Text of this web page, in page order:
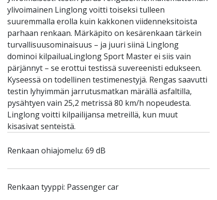
ylivoimainen Linglong voitti toiseksi tulleen
suuremmalla erolla kuin kakkonen viidenneksitoista
parhaan renkaan. Märkäpito on kesärenkaan tärkein
turvallisuusominaisuus – ja juuri siinä Linglong
dominoi kilpailuaLinglong Sport Master ei siis vain
pärjännyt – se erottui testissä suvereenisti edukseen.
Kyseessä on todellinen testimenestyjä. Rengas saavutti
testin lyhyimmän jarrutusmatkan märällä asfaltilla,
pysähtyen vain 25,2 metrissä 80 km/h nopeudesta.
Linglong voitti kilpailijansa metreillä, kun muut
kisasivat senteistä.
Renkaan ohiajomelu: 69 dB
Renkaan tyyppi: Passenger car